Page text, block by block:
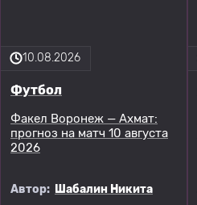
10.08.2026
Футбол
Факел Воронеж — Ахмат:
прогноз на матч 10 августа
2026
Автор: Шабалин Никита